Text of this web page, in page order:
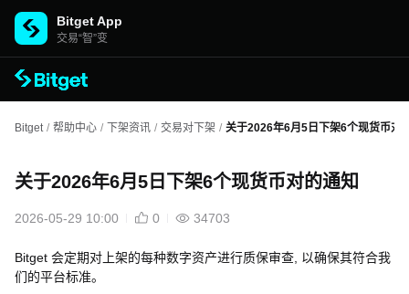
Bitget App
交易“智”变
Bitget / 帮助中心 / 下架资讯 / 交易对下架 / 关于2026年6月5日下架6个现货币对
关于2026年6月5日下架6个现货币对的通知
2026-05-29 10:00 0 34703
Bitget 会定期对上架的每种数字资产进行质保审查, 以确保其符合我
们的平台标准。